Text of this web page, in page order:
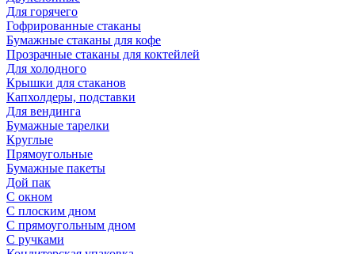
Для горячего
Гофрированные стаканы
Бумажные стаканы для кофе
Прозрачные стаканы для коктейлей
Для холодного
Крышки для стаканов
Капхолдеры, подставки
Для вендинга
Бумажные тарелки
Круглые
Прямоугольные
Бумажные пакеты
Дой пак
С окном
С плоским дном
С прямоугольным дном
С ручками